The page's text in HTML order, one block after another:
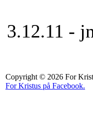
3.12.11 -
Copyright © 2026 For
For Kristus på Facebook.